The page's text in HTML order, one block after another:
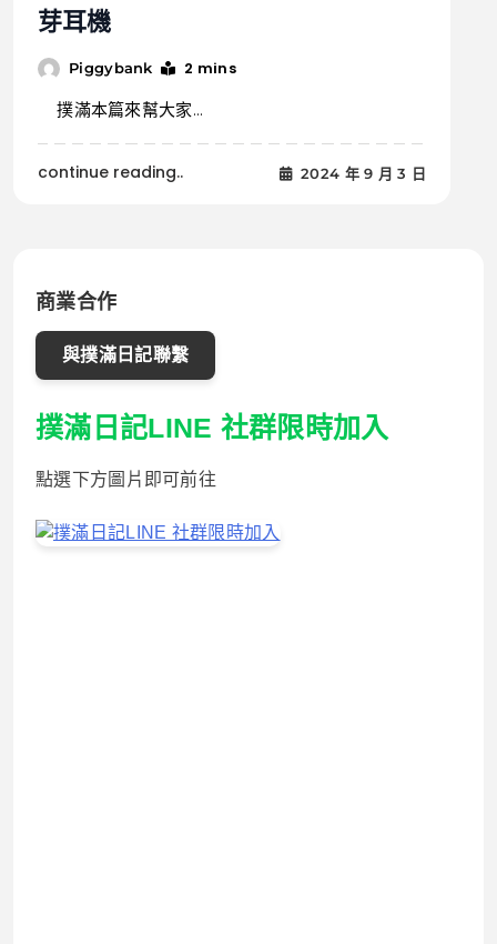
芽耳機
Piggybank 2 mins
撲滿本篇來幫大家...
continue reading.. 2024 年 9 月 3 日
商業合作
與撲滿日記聯繫
撲滿日記LINE 社群限時加入
點選下方圖片即可前往